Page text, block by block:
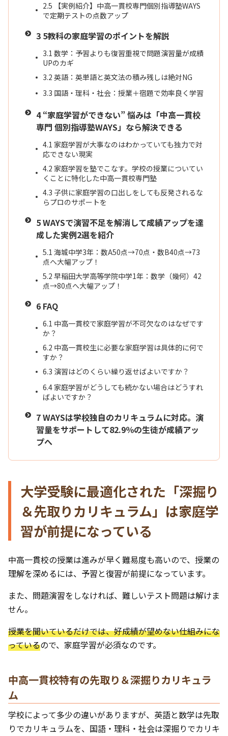
2.5 【実例紹介】中高一貫校専門個別指導塾WAYS
で定期テストの点数アップ
3 5教科の家庭学習のポイントを解説
3.1 数学：予習よりも復習重視で問題演習量が成績
UPのカギ
3.2 英語：英単語と英文法の積み残しは絶対NG
3.3 国語・理科・社会：授業＋宿題で効率良く学習
4“家庭学習ができない” 悩みは「中高一貫校
専門 個別指導塾WAYS」なら解決できる
4.1 家庭学習が大事なのはわかっていても独力で対
応できない現実
4.2 家庭学習を塾でこなす。学校の授業についてい
くことに特化した中高一貫校専門塾
4.3 子供に家庭学習の口出しをしても反発されるな
らプロのサポートを
5WAYSで演習不足を解消して成績アップを達
成した実例2選を紹介
5.1 海城中学3年：数A50点→70点・数B40点→73
点へ大幅アップ！
5.2 早稲田大学高等学院中学1年：数学（幾何）42
点→80点へ大幅アップ！
6 FAQ
6.1 中高一貫校で家庭学習が不可欠なのはなぜです
か？
6.2 中高一貫校生に必要な家庭学習は具体的に何で
すか？
6.3 演習はどのくらい繰り返せばよいですか？
6.4家庭学習がどうしても続かない場合はどうすれ
ばよいですか？
7WAYSは学校独自のカリキュラムに対応。演
習量をサポートして82.9％の生徒が成績アッ
プへ
大学受験に最適化された「深掘り
＆先取りカリキュラム」は家庭学
習が前提になっている
中高一貫校の授業は進みが早く難易度も高いので、授業の
理解を深めるには、予習と復習が前提になっています。
また、問題演習をしなければ、難しいテスト問題は解けま
せん。
授業を聞いているだけでは、好成績が望めない仕組みにな
っているので、家庭学習が必須なのです。
中高一貫校特有の先取り＆深掘りカリキュラ
ム
学校によって多少の違いがありますが、英語と数学は先取
りでカリキュラムを、国語・理科・社会は深掘りでカリキ